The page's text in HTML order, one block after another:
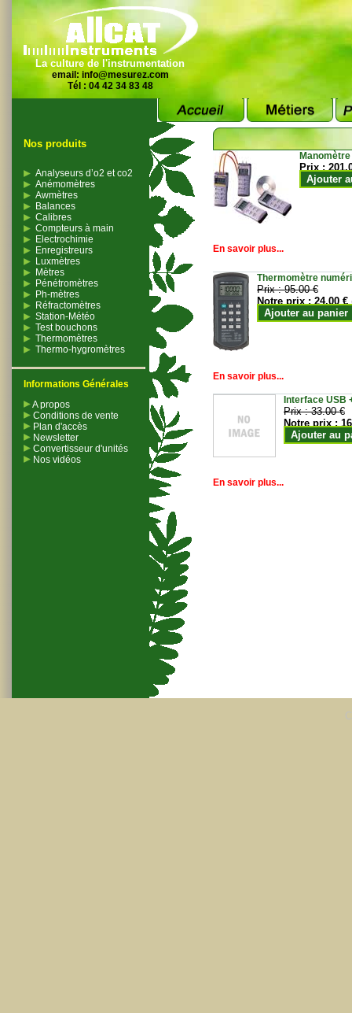
La culture de l'instrumentation
email: info@mesurez.com
Tél : 04 42 34 83 48
Nos produits
Analyseurs d’o2 et co2
Anémomètres
Awmètres
Balances
Calibres
Compteurs à main
Electrochimie
Enregistreurs
Luxmètres
Mètres
Pénétromètres
Ph-mètres
Réfractomètres
Station-Météo
Test bouchons
Thermomètres
Thermo-hygromètres
Informations Générales
A propos
Conditions de vente
Plan d'accès
Newsletter
Convertisseur d'unités
Nos vidéos
Prix :
Ajouter
En savoir plus...
Thermomètre
Prix :95.00 €
Notre prix :24.00 €
Ajouter au panier
En savoir plus...
Interface USB
Prix :33.00 €
Notre prix :
Ajouter au
En savoir plus...